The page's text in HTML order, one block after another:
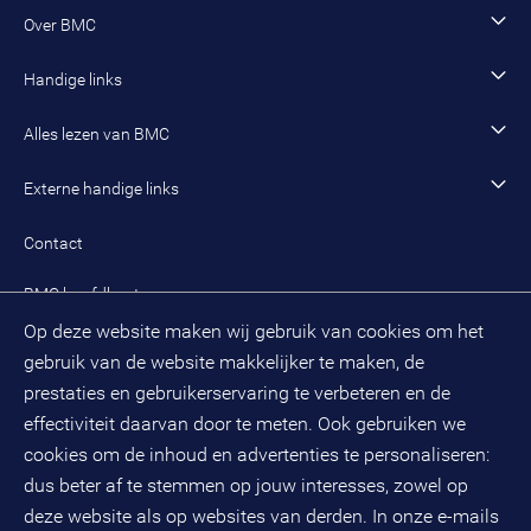
Op deze website maken wij gebruik van cookies om het
gebruik van de website makkelijker te maken, de
prestaties en gebruikerservaring te verbeteren en de
effectiviteit daarvan door te meten. Ook gebruiken we
cookies om de inhoud en advertenties te personaliseren:
dus beter af te stemmen op jouw interesses, zowel op
deze website als op websites van derden. In onze e-mails
Wonen en woningcorporaties
Opleidingen
Werken als adviseur
Werken als managing consultant
Ons werk
Onze cultuur en organisatie
Over BMC
Onze organisatie
Handige links
Algemeen contact
Inloggen mijn BMC
Meest gestelde vragen mijn BMC
Evenementen
Alles lezen van BMC
Alle artikelen
Externe handige links
Public spirit
Contact
BMC hoofdkantoor
(033) 496 52 00
Databankweg 26 D
3821 ALAmersfoort
Postbus 490
3800 AL Amersfoort
KvK-nummer: 32078667
BTW-nummer: NL808663598B01